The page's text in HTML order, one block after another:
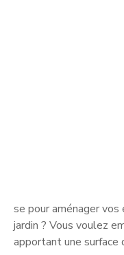
se pour aménager
jardin ? Vous voulez
apportant une surface